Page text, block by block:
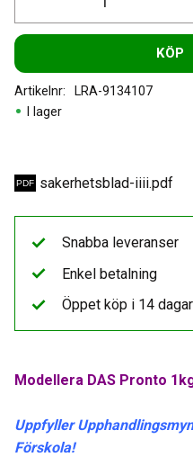
KÖP
I lager
Artikelnr LRA-9134107
sakerhetsblad-iiii.pdf
Modellera DAS Pronto
Uppfyller
Förskola!
Snabba leveranser
Enkel betalning
Öppet köp i 14 dagar